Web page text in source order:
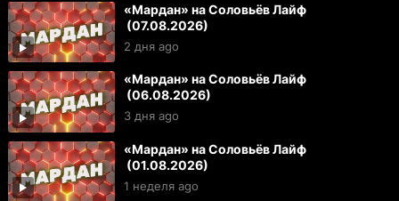
«Мардан» на Соловьёв Лайф
(07.08.2026)
2 дня ago
«Мардан» на Соловьёв Лайф
(06.08.2026)
3 дня ago
«Мардан» на Соловьёв Лайф
(01.08.2026)
1 неделя ago